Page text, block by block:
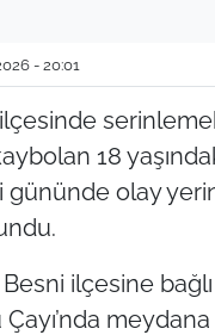
- 20:01
ilçesinde
18
gününde olay
ilçesine bağlı